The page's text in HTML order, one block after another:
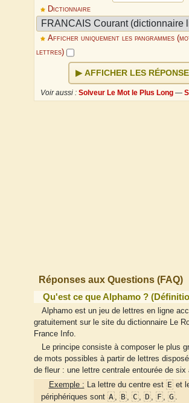
Dictionnaire
Afficher uniquement les pangrammes
lettres)
AFFICHER LES
Voir aussi : Solveur Le Mot le Plus Long —
Réponses aux Questions (FAQ)
Qu'est ce que Alphamo ?
Alphamo est un jeu de lettres en ligne
gratuitement sur le site du dictionnaire Le
France Info.
Le principe consiste à composer le plus
de mots possibles à partir de lettres
de fleur : une lettre centrale entourée de six
Exemple : La lettre du centre est Eet
périphériques sont A , B , C , D , F , G .